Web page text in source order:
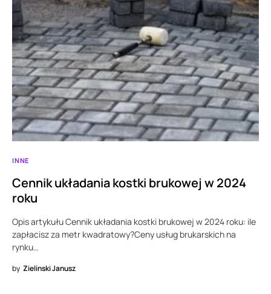
INNE
Cennik układania kostki brukowej w 2024
roku
Opis artykułu Cennik układania kostki brukowej w 2024 roku: ile
zapłacisz za metr kwadratowy?Ceny usług brukarskich na
rynku…
by Zielinski Janusz